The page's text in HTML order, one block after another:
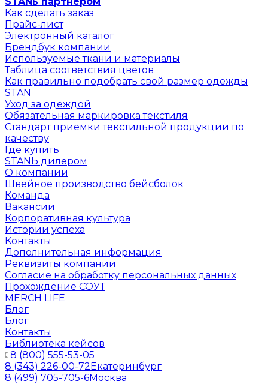
Как сделать заказ
Прайс-лист
Электронный каталог
Брендбук компании
Используемые ткани и материалы
Таблица соответствия цветов
Как правильно подобрать свой размер одежды
STAN
Уход за одеждой
Обязательная маркировка текстиля
Стандарт приемки текстильной продукции по
качеству
Где купить
STANЬ дилером
О компании
Швейное производство бейсболок
Команда
Вакансии
Корпоративная культура
Истории успеха
Контакты
Дополнительная информация
Реквизиты компании
Согласие на обработку персональных данных
Прохождение СОУТ
MERCH LIFE
Блог
Блог
Контакты
Библиотека кейсов
8 (800) 555-53-05
8 (343) 226-00-72Екатеринбург
8 (499) 705-705-6Москва